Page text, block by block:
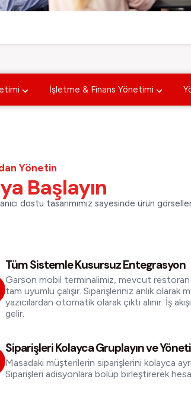
İşletme & Finans Yönetimi
Yönetin
Başlayın
dostu tasarımımız sayesinde ürün
Tüm Sistemle Kusursuz Entegrasyon
Garson mobil terminalimiz, mevcut
tam uyumlu çalışır. Siparişleriniz anlık olarak
yazıcılardan otomatik olarak çıktı alınır. İş
gelir.
Siparişleri Kolayca Gruplayın ve
Masadaki müşterilerin siparişlerini kolayca
Siparişleri adisyonlara bölüp birleştirerek